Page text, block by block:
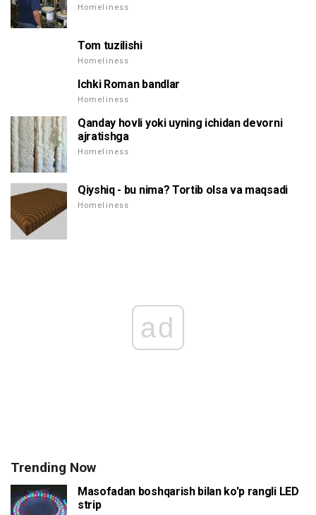
Homeliness
Tom tuzilishi
Homeliness
Ichki Roman bandlar
Homeliness
Qanday hovli yoki uyning ichidan devorni
ajratishga
Homeliness
Qiyshiq - bu nima? Tortib olsa va maqsadi
Homeliness
ad
Trending Now
Masofadan boshqarish bilan ko'p rangli LED
strip